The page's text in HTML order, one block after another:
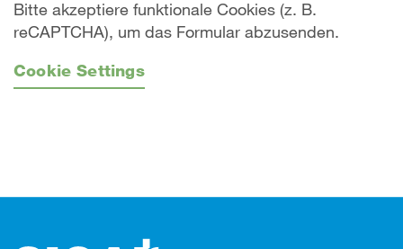
Bitte akzeptiere funktionale Cookies (z. B.
reCAPTCHA), um das Formular abzusenden.
Cookie Settings